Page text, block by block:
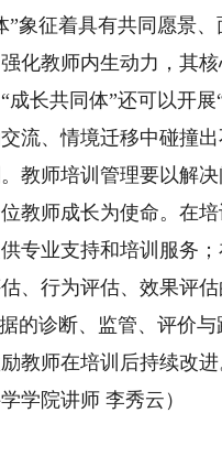
象征着具有共同愿景
化教师内生动力，其
长共同体”还可以开
流、情境迁移中碰撞出
师培训管理要以解决
教师成长为使命。在
专业支持和培训服务
、行为评估、效果评
的诊断、监管、评价
教师在培训后持续改进
院讲师 李秀云）